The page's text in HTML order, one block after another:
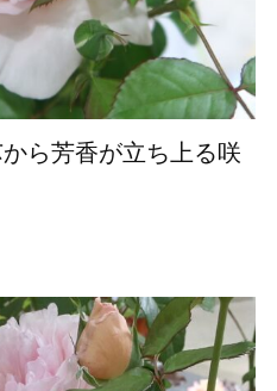
ら芳香が立ち上る咲